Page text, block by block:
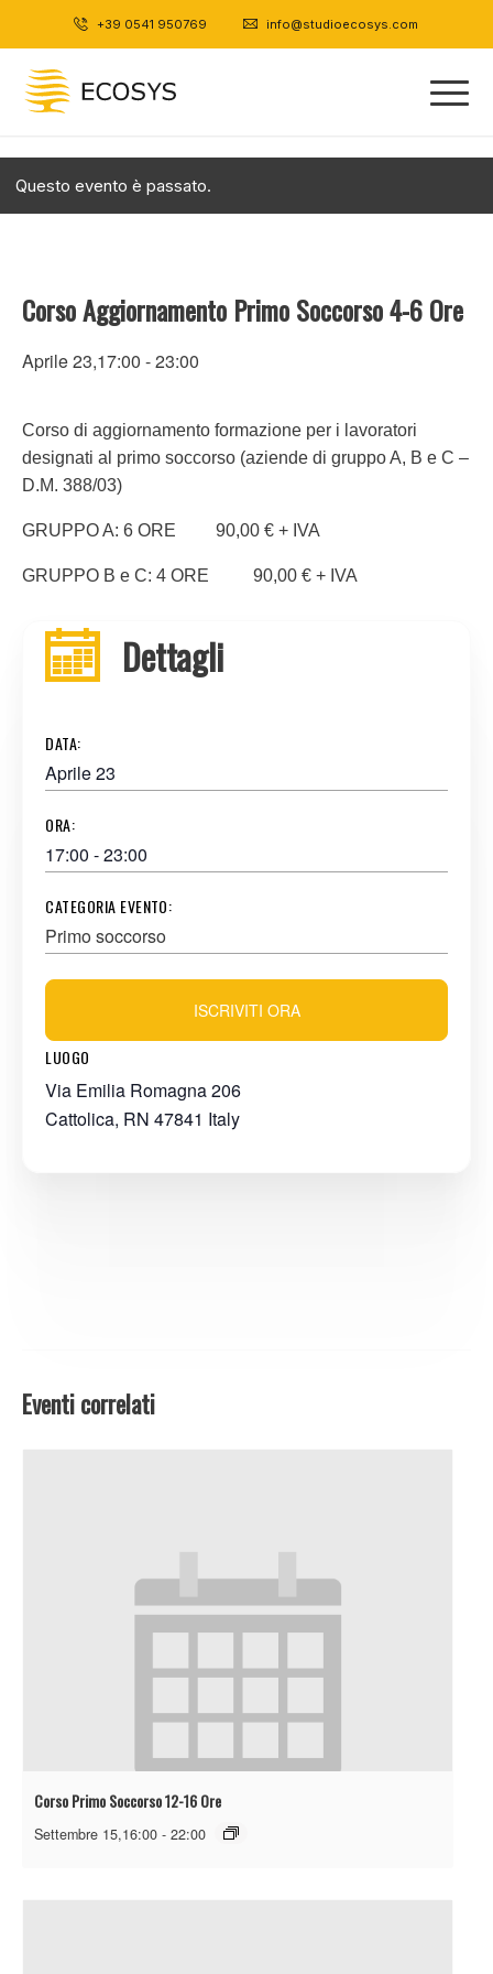
+39 0541 950769 info@studioecosys.com
Questo evento è passato.
Corso Aggiornamento Primo Soccorso 4-6 Ore
Aprile 23,17:00 -23:00
Corso di aggiornamento formazione per i lavoratori
designati al primo soccorso (aziende di gruppo A, B e C –
D.M. 388/03)
GRUPPO A: 6 ORE 90,00 € + IVA
GRUPPO B e C: 4 ORE 90,00 € + IVA
Dettagli
DATA:
Aprile 23
ORA:
17:00 - 23:00
CATEGORIA EVENTO:
Primo soccorso
LUOGO
Via Emilia Romagna 206
Cattolica, RN 47841 Italy
ISCRIVITI ORA
Eventi correlati
Corso Primo Soccorso 12-16 Ore
Settembre 15,16:00 - 22:00